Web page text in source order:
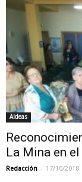
Aldeas
La Mina en el
Redacción - 17/10/2018